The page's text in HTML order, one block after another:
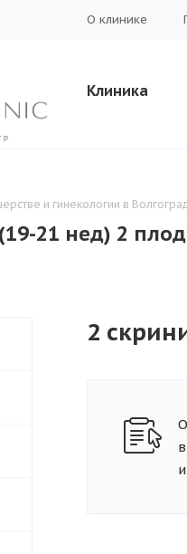
О клинике
Клиника
и гинекологии в
21 нед) 2
2